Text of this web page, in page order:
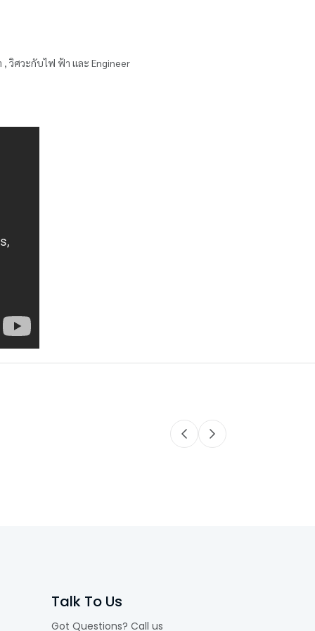
, วิศวะกับไฟ ฟ้า และ Engineer
Talk To Us
Got Questions? Call us